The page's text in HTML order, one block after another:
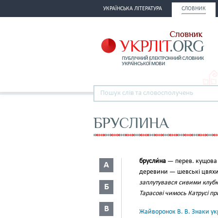
УКРАЇНСЬКА ЛІТЕРАТУРА СЛОВНИК
БРУСЛИНА
А
Б
В
брусли́на — перев. кущова
деревини — шевські
заплуту­вався сивими
Тарасові чимось Катрусі
Жайворонок В. В. Знаки